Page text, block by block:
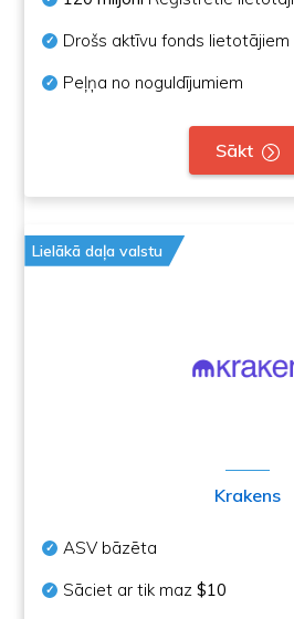
Drošs aktīvu fonds lietotājiem
Peļņa no noguldījumiem
Sākt
Lielākā daļa valstu
Krakens
ASV bāzēta
Sāciet ar tik maz$10